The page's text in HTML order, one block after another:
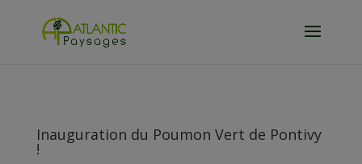
Inauguration du Poumon Vert de Pontivy
!